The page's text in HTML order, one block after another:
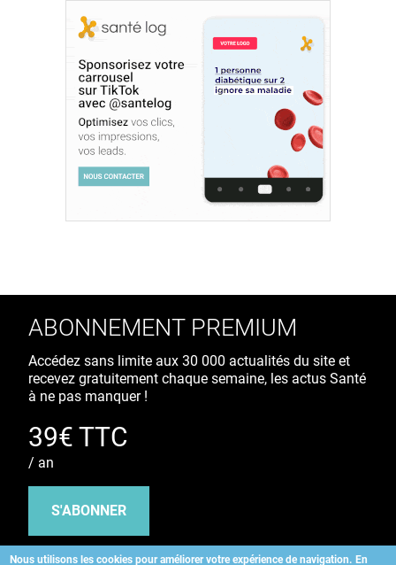
Nous utilisons les cookies pour améliorer votre expérience de navigation. En
ABONNEMENT PREMIUM
Accédez sans limite aux 30 000 actualités du site et
recevez gratuitement chaque semaine, les actus Santé
à ne pas manquer !
39€ TTC
/ an
S'ABONNER